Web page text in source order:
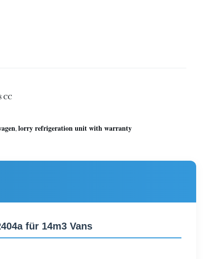
CC
,lorry refrigeration unit with warranty
für 14m3 Vans